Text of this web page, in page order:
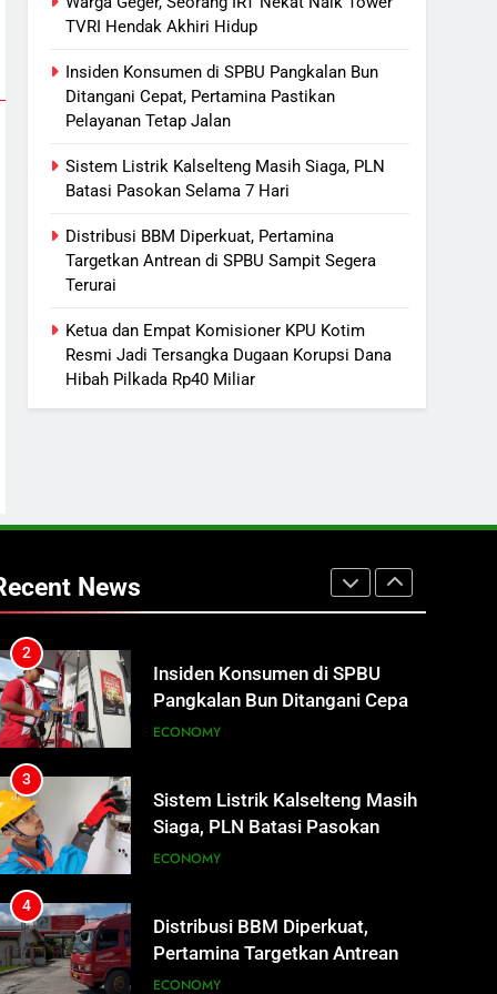
TVRI Hendak Akhiri Hidup
Insiden Konsumen di SPBU Pangkalan Bun
Ditangani Cepat, Pertamina Pastikan
Pelayanan Tetap Jalan
Sistem Listrik Kalselteng Masih Siaga, PLN
Batasi Pasokan Selama 7 Hari
Distribusi BBM Diperkuat, Pertamina
Targetkan Antrean di SPBU Sampit Segera
Terurai
Ketua dan Empat Komisioner KPU Kotim
Resmi Jadi Tersangka Dugaan Korupsi Dana
Hibah Pilkada Rp40 Miliar
News
Presiden Prabowo Minta Bahlil
Segera Tuntaskan Pemadaman
Listrik di Kalsel-Teng
NUSANTARA
Nama Tokoh Anime Ramai
Dipakai Warga Indonesia, Ada
hingga Doraemon
NUSANTARA
GIS Mulai Diterapkan di
Palangka Raya
ECONOMY
2
Pangkalan Bun Ditangani Cepat,
Pertamina Pastikan Pelayanan
3
Sistem Listrik Kalselteng Masih
Siaga, PLN Batasi Pasokan
Selama 7 Hari
ECONOMY
4
Distribusi BBM Diperkuat,
Pertamina Targetkan Antrean di
SPBU Sampit Segera Terurai
ECONOMY
5
Ketua dan Empat Komisioner
KPU Kotim Resmi Jadi
Tersangka Dugaan Korupsi
HUKUM DAN KRIMINAL